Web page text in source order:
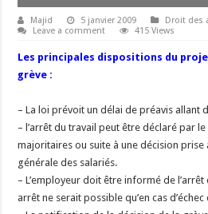
Majid 5 janvier 2009
Droit des
Leave a comment
415 Views
Les principales dispositions du
grève :
– La loi prévoit un délai de préavis allant
– l’arrêt du travail peut être déclaré par
majoritaires ou suite à une décision prise
générale des salariés.
– L’employeur doit être informé de
arrêt ne serait possible qu’en cas